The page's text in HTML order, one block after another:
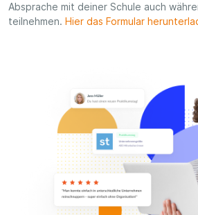
Absprache mit deiner Schule auch
teilnehmen. Hier das Formular